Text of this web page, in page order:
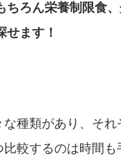
ちろん栄養制限食
ます！
種類があり、それ
較するのは時間も